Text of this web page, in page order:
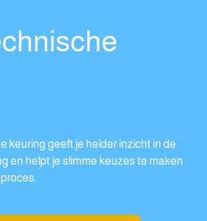
keuring geeft je helder inzicht in de
en helpt je slimme keuzes te maken